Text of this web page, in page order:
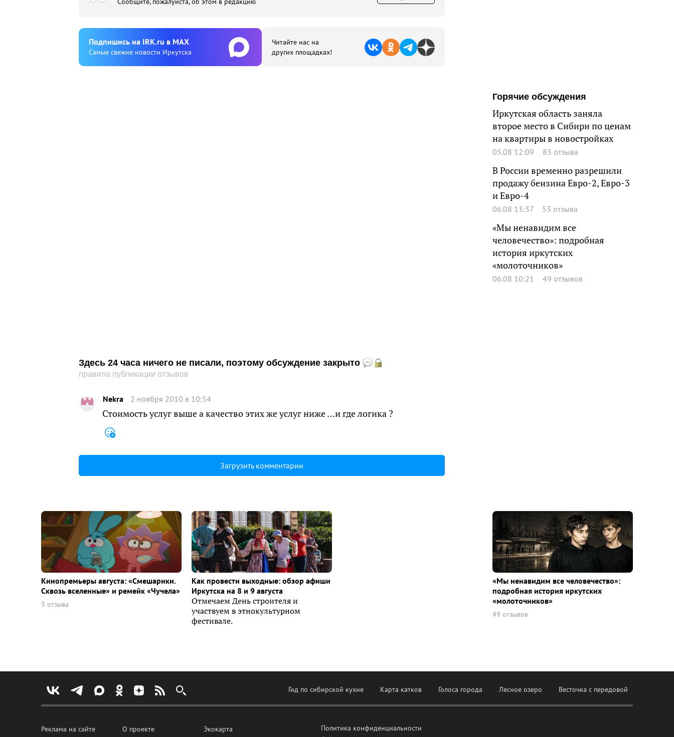
Подпишиcь на IRK.ru в MAX
Cамые свежие новости Иркутска
Читайте нас на
других площадках!
Здесь 24 часа ничего не писали, поэтому обсуждение закрыто
правила публикации отзывов
Nekra 2 ноября 2010 в 10:54
Стоимость услуг выше а качество этих же услуг ниже …и где логика ?
Загрузить комментарии
Горячие обсуждения
Иркутская область заняла
второе место в Сибири по ценам
на квартиры в новостройках
05.08 12:09 83 отзыва
В России временно разрешили
продажу бензина Евро-2, Евро-3
и Евро-4
06.08 13:37 53 отзыва
«Мы ненавидим все
человечество»: подробная
история иркутских
«молоточников»
06.08 10:21 49 отзывов
Кинопремьеры августа: «Смешарики.
Сквозь вселенные» и ремейк «Чучела»
3 отзыва
Как провести выходные: обзор афиши
Иркутска на 8 и 9 августа
Отмечаем День строителя и
участвуем в этнокультурном
фестивале.
«Мы ненавидим все человечество»:
подробная история иркутских
«молоточников»
49 отзывов
Гид по сибирской кухне Карта катков Голоса города Лесное озеро Весточка с передовой
Реклама на сайте
О проекте
Экокарта
Политика конфиденциальности